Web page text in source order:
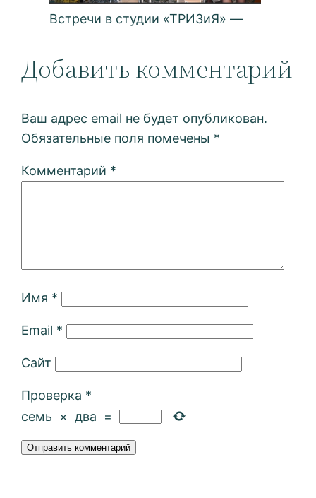
Встречи в студии «ТРИЗиЯ» —
Добавить комментарий
Ваш адрес email не будет опубликован.
Обязательные поля помечены *
Комментарий *
Имя *
Email *
Сайт
Проверка *
семь
× два =